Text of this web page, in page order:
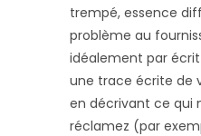
trempé, essence
problème au
idéalement par
une trace écrite de
en décrivant ce qui
réclamez (par